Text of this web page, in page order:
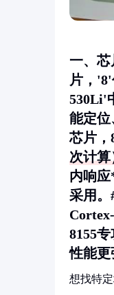
一、
片，
530Li'
能定位
芯片，
次计
内响
采用。
8155
性能更
想找特